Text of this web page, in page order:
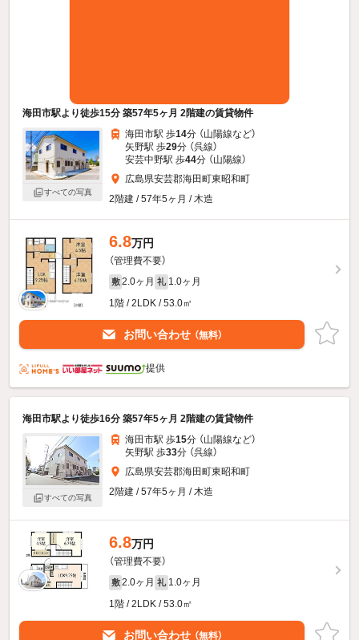
海田市駅より徒歩15分 築57年5ヶ月 2階建の賃貸物件
すべての写真
海田市駅 歩14分 （山陽線など）
矢野駅 歩29分 （呉線）
安芸中野駅 歩44分 （山陽線）
広島県安芸郡海田町東昭和町
2階建 / 57年5ヶ月 / 木造
6.8万円
（管理費不要）
敷 2.0ヶ月 礼 1.0ヶ月
1階 / 2LDK / 53.0㎡
お問い合わせ （無料）
提供
海田市駅より徒歩16分 築57年5ヶ月 2階建の賃貸物件
すべての写真
海田市駅 歩15分 （山陽線など）
矢野駅 歩33分 （呉線）
広島県安芸郡海田町東昭和町
2階建 / 57年5ヶ月 / 木造
6.8万円
（管理費不要）
敷 2.0ヶ月 礼 1.0ヶ月
1階 / 2LDK / 53.0㎡
お問い合わせ （無料）